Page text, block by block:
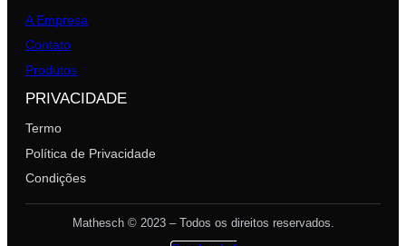
A Empresa
Contato
Produtos
PRIVACIDADE
Termo
Política de Privacidade
Condições
Mathesch © 2023 – Todos os direitos reservados.